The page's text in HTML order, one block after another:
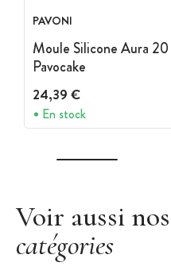
PAVONI
Moule Silicone Aura
Pavocake
24,39 €
En stock
Voir aussi
catégories